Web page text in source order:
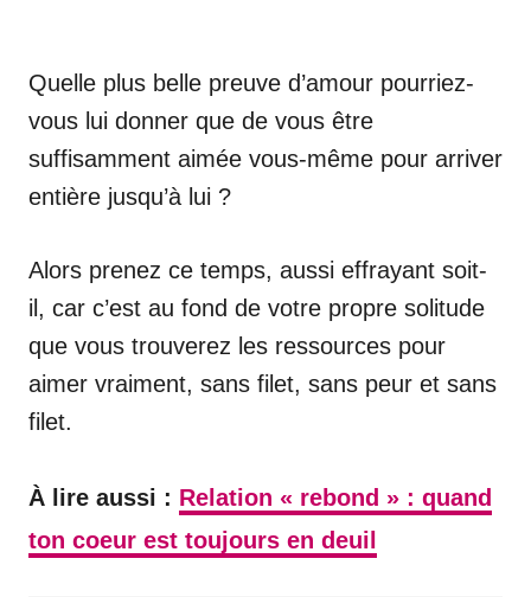
Quelle plus belle preuve d’amour pourriez-
vous lui donner que de vous être
suffisamment aimée vous-même pour arriver
entière jusqu’à lui ?
Alors prenez ce temps, aussi effrayant soit-
il, car c’est au fond de votre propre solitude
que vous trouverez les ressources pour
aimer vraiment, sans filet, sans peur et sans
filet.
À lire aussi : Relation « rebond » : quand
ton coeur est toujours en deuil